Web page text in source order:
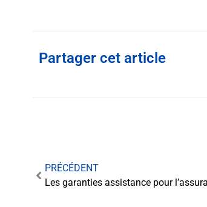
Partager cet article
PRÉCÉDENT